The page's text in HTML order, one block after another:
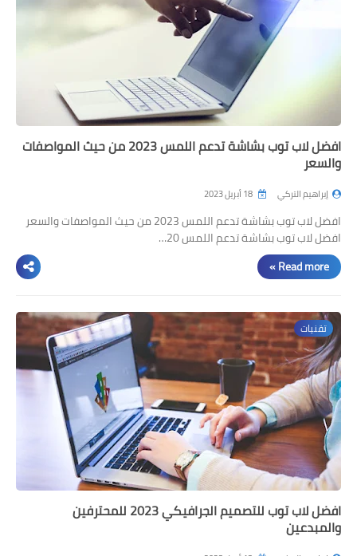
افضل لاب توب بشاشة تدعم اللمس 2023 من حيث المواصفات
والسعر
إبراهيم التركي
افضل لاب توب بشاشة تدعم اللمس 2023 من حيث المواصفات والسعر
افضل لاب توب بشاشة تدعم اللمس 20…
Read more »
تقنيات
افضل لاب توب للتصميم الجرافيكي 2023 للمحترفين
والمبدعين